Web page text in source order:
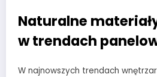
Naturalne
w trendach
W najnowszych trendach